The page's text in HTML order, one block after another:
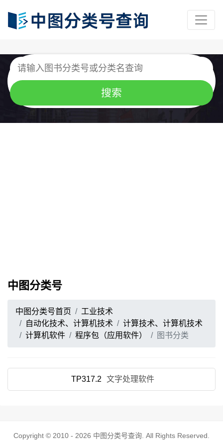
中图分类号
中图分类号首页
工业技术
自动化技术、计算机技术
计算技术、计算机技术
计算机软件
程序包（应用软件） 图书分类
TP317.2 文字处理软件
Copyright © 2010 - 2026 中图分类号查询 . All Rights Reserved.